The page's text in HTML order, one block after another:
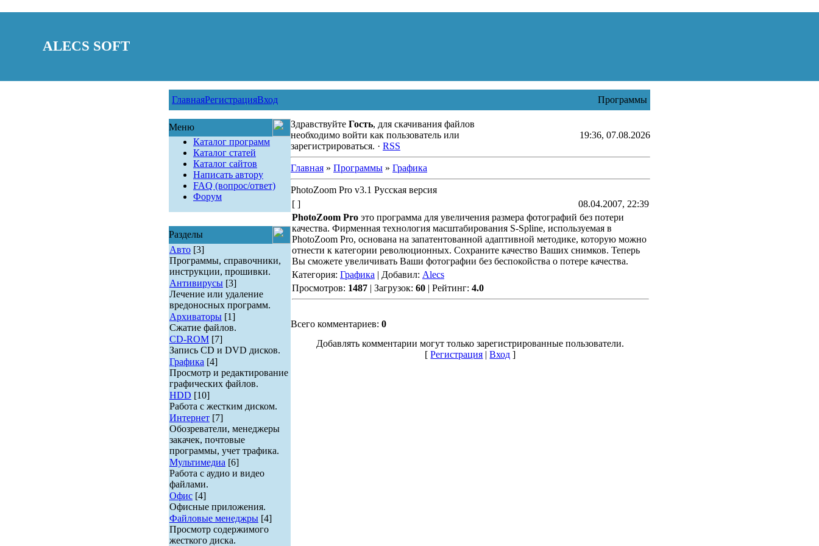
ALECS SOFT
ГлавнаяРегистрацияВход Программы
Меню
Каталог программ
Каталог статей
Каталог сайтов
Написать автору
FAQ (вопрос/ответ)
Форум
Разделы
Авто [3]
Программы, справочники,
инструкции, прошивки.
Антивирусы [3]
Лечение или удаление
вредоносных программ.
Архиваторы [1]
Сжатие файлов.
CD-ROM [7]
Запись CD и DVD дисков.
Графика [4]
Просмотр и редактирование
графических файлов.
HDD [10]
Работа с жестким диском.
Интернет [7]
Обозреватели, менеджеры
закачек, почтовые
программы, учет трафика.
Мультимедиа [6]
Работа с аудио и видео
файлами.
Офис [4]
Офисные приложения.
Файловые менеджры [4]
Просмотр содержимого
жесткого диска.
Здравствуйте Гость, для скачивания файлов
необходимо войти как пользователь или
зарегистрироваться. · RSS
19:36, 07.08.2026
Главная» Программы» Графика
PhotoZoom Pro v3.1 Русская версия
[ ]
08.04.2007, 22:39
PhotoZoom Proэто программа для увеличения размера фотографий без потери
качества. Фирменная технология масштабирования S-Spline, используемая в
PhotoZoom Pro, основана на запатентованной адаптивной методике, которую можно
отнести к категории революционных. Сохраните качество Ваших снимков. Теперь
Вы сможете увеличивать Ваши фотографии без беспокойства о потере качества.
Категория: Графика | Добавил: Alecs
Просмотров: 1487| Загрузок: 60| Рейтинг: 4.0
Всего комментариев: 0
Добавлять комментарии могут только зарегистрированные пользователи.
[Регистрация |Вход ]